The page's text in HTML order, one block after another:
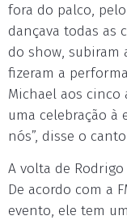
fora do palco,
dançava todas as
do show, subiram
fizeram a
Michael aos cinco
uma celebração à
nós”, disse o
A volta de Rodrigo
De acordo com a
evento, ele tem